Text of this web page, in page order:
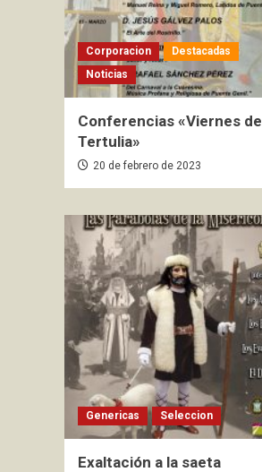
Corporacion
Destacadas
Noticias
Conferencias «Viernes de
Tertulia»
20 de febrero de 2023
Genericas Seleccion
Exaltación a la saeta